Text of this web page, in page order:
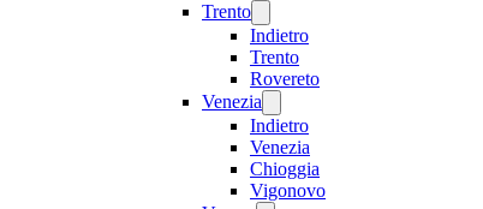
Trento
Indietro
Trento
Rovereto
Venezia
Indietro
Venezia
Chioggia
Vigonovo